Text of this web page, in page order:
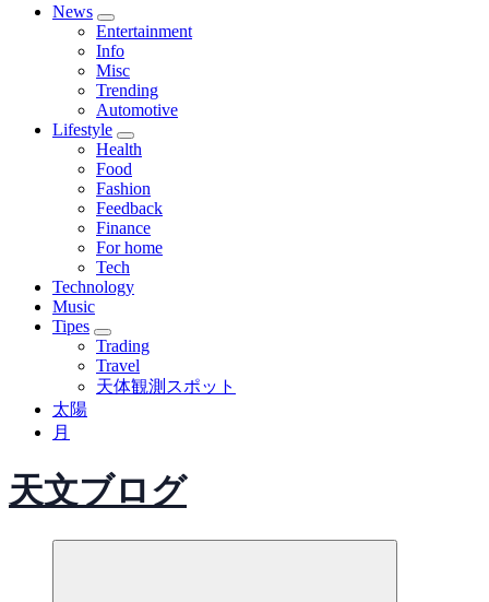
News
Entertainment
Info
Misc
Trending
Automotive
Lifestyle
Health
Food
Fashion
Feedback
Finance
For home
Tech
Technology
Music
Tipes
Trading
Travel
天体観測スポット
太陽
月
天文ブログ